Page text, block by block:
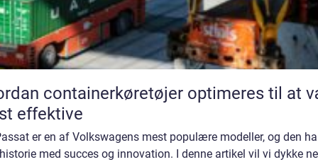
containerkøretøjer optimeres til at
effektive
er en af Volkswagens mest populære modeller, og den
med succes og innovation. I denne artikel vil vi dykke